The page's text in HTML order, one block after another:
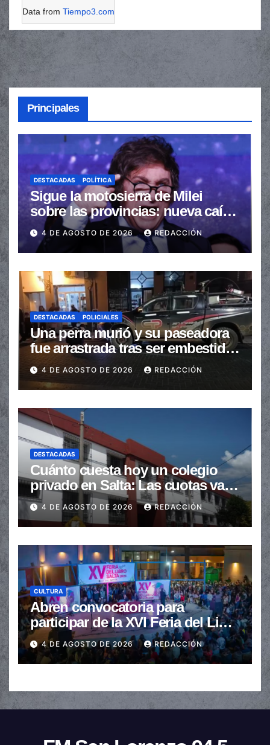
Data from Tiempo3.com
Principales
DESTACADAS POLÍTICA
Sigue la motosierra de Milei
sobre las provincias: nueva caída
de las transferencias no
automáticas
4 DE AGOSTO DE 2026 REDACCIÓN
DESTACADAS POLICIALES
Una perra murió y su paseadora
fue arrastrada tras ser embestidas
en la senda peatonal
4 DE AGOSTO DE 2026 REDACCIÓN
DESTACADAS
Cuánto cuesta hoy un colegio
privado en Salta: Las cuotas van
de $110.000 a más de $600.000
4 DE AGOSTO DE 2026 REDACCIÓN
CULTURA
Abren convocatoria para
participar de la XVI Feria del Libro
de Salta
4 DE AGOSTO DE 2026 REDACCIÓN